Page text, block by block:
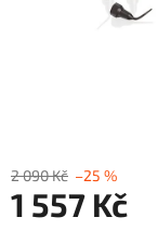
2 090 Kč –25 %
1 557 Kč